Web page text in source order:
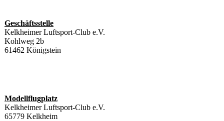
Geschäftsstelle
Kelkheimer Luftsport-Club e.V.
Kohlweg 2b
61462 Königstein
Modellflugplatz
Kelkheimer Luftsport-Club e.V.
65779 Kelkheim